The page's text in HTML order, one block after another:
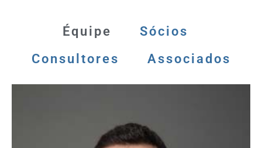
Équipe
Sócios
Consultores
Associados